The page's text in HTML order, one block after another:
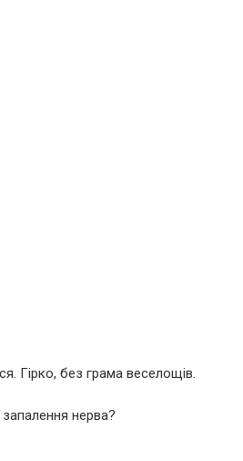
Гірко, без грама веселощів.
нерва?